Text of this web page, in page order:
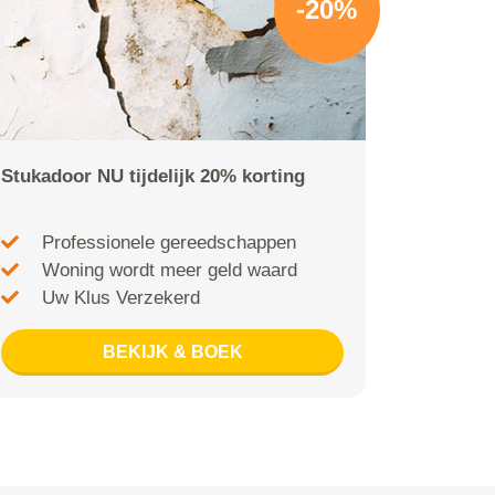
-20%
Stukadoor NU tijdelijk 20% korting
Professionele gereedschappen
Woning wordt meer geld waard
Uw Klus Verzekerd
BEKIJK & BOEK